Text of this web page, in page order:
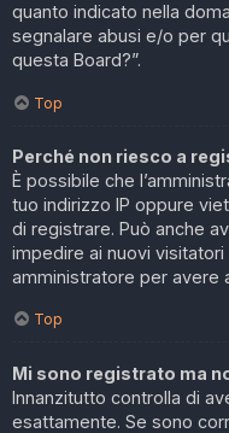
quanto indicato nella
segnalare abusi e/o per
questa Board?”.
Top
Perché non riesco a
È possibile che
tuo indirizzo IP oppure
di registrare. Può anche
impedire ai nuovi
amministratore per avere
Top
Mi sono registrato ma
Innanzitutto controlla di
esattamente. Se sono